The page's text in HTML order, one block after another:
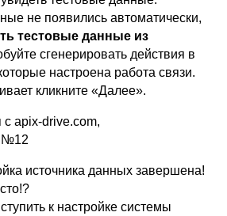
не появились автоматически,
тестовые данные из
сгенерировать действия в
настроена работа связи.
кликните «Далее».
источника данных завершена!
к настройке системы